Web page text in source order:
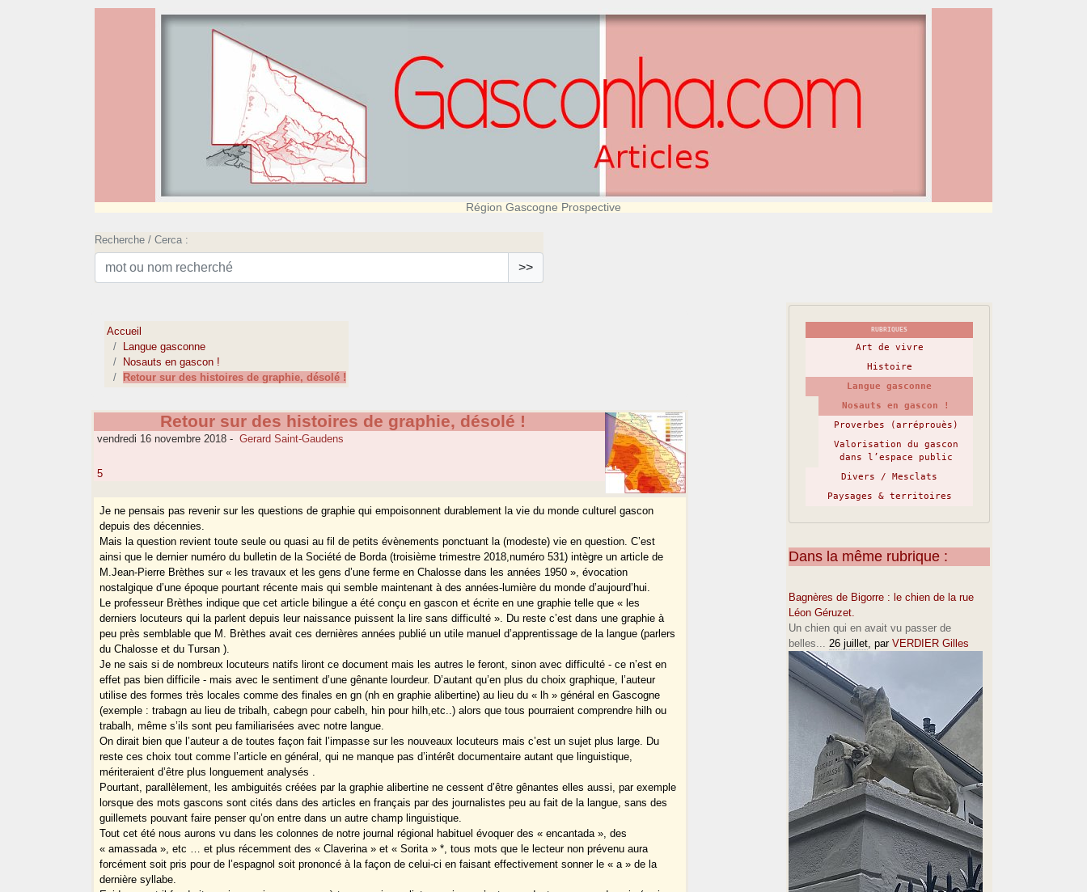
Région Gascogne Prospective
Recherche / Cerca :
>>
Accueil
Langue gasconne
Nosauts en gascon !
Retour sur des histoires de graphie, désolé !
Retour sur des histoires de graphie, désolé !
vendredi 16 novembre 2018 - Gerard Saint-Gaudens
5
Je ne pensais pas revenir sur les questions de graphie qui empoisonnent durablement la vie du monde culturel gascon
depuis des décennies.
Mais la question revient toute seule ou quasi au fil de petits évènements ponctuant la (modeste) vie en question. C’est
ainsi que le dernier numéro du bulletin de la Société de Borda (troisième trimestre 2018,numéro 531) intègre un article de
M.Jean-Pierre Brèthes sur « les travaux et les gens d’une ferme en Chalosse dans les années 1950 », évocation
nostalgique d’une époque pourtant récente mais qui semble maintenant à des années-lumière du monde d’aujourd’hui.
Le professeur Brèthes indique que cet article bilingue a été conçu en gascon et écrite en une graphie telle que « les
derniers locuteurs qui la parlent depuis leur naissance puissent la lire sans difficulté ». Du reste c’est dans une graphie à
peu près semblable que M. Brèthes avait ces dernières années publié un utile manuel d’apprentissage de la langue (parlers
du Chalosse et du Tursan ).
Je ne sais si de nombreux locuteurs natifs liront ce document mais les autres le feront, sinon avec difficulté - ce n’est en
effet pas bien difficile - mais avec le sentiment d’une gênante lourdeur. D’autant qu’en plus du choix graphique, l’auteur
utilise des formes très locales comme des finales en gn (nh en graphie alibertine) au lieu du « lh » général en Gascogne
(exemple : trabagn au lieu de tribalh, cabegn pour cabelh, hin pour hilh,etc..) alors que tous pourraient comprendre hilh ou
trabalh, même s’ils sont peu familiarisées avec notre langue.
On dirait bien que l’auteur a de toutes façon fait l’impasse sur les nouveaux locuteurs mais c’est un sujet plus large. Du
reste ces choix tout comme l’article en général, qui ne manque pas d’intérêt documentaire autant que linguistique,
mériteraient d’être plus longuement analysés .
Pourtant, parallèlement, les ambiguités créées par la graphie alibertine ne cessent d’être gênantes elles aussi, par exemple
lorsque des mots gascons sont cités dans des articles en français par des journalistes peu au fait de la langue, sans des
guillemets pouvant faire penser qu’on entre dans un autre champ linguistique.
Tout cet été nous aurons vu dans les colonnes de notre journal régional habituel évoquer des « encantada », des
« amassada », etc … et plus récemment des « Claverina » et « Sorita » *, tous mots que le lecteur non prévenu aura
forcément soit pris pour de l’espagnol soit prononcé à la façon de celui-ci en faisant effectivement sonner le « a » de la
dernière syllabe.
RUBRIQUES
Art de vivre
Histoire
Langue gasconne
Nosauts en gascon !
Proverbes (arréprouès)
Valorisation du gascon
dans l’espace public
Divers / Mesclats
Paysages & territoires
Dans la même rubrique :
Bagnères de Bigorre : le chien de la rue
Léon Géruzet.
Un chien qui en avait vu passer de
belles... 26 juillet, par VERDIER Gilles